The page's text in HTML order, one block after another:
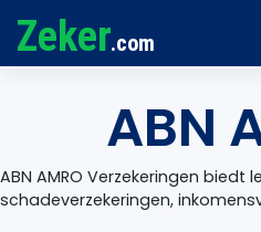
Zeker.com
ABN
ABN AMRO Verzekeringen biedt
schadeverzekeringen,